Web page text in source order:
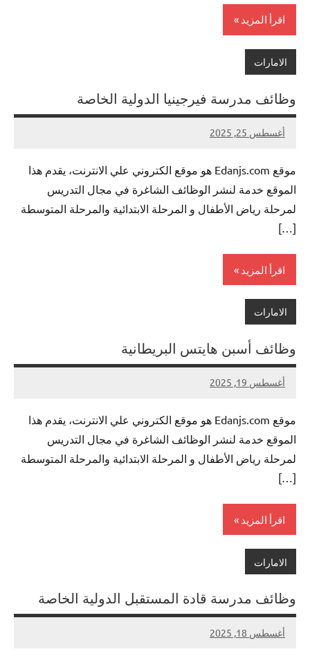
اقرأ المزيد
الامارات
وظائف مدرسة فيرجينيا الدولية الخاصة
أغسطس 25, 2025
nazto
لا
تعليقات
موقع Edanjs.com هو موقع الكتروني علي الانترنت، يقدم هذا
الموقع خدمة لنشر الوظائف الشاغرة في مجال التدريس
لمرحلة رياض الأطفال و المرحلة الابتدائية والمرحلة المتوسطة
[…]
اقرأ المزيد
الامارات
وظائف أسبن هايتس البريطانية
أغسطس 19, 2025
nazto
لا
تعليقات
موقع Edanjs.com هو موقع الكتروني علي الانترنت، يقدم هذا
الموقع خدمة لنشر الوظائف الشاغرة في مجال التدريس
لمرحلة رياض الأطفال و المرحلة الابتدائية والمرحلة المتوسطة
[…]
اقرأ المزيد
الامارات
وظائف مدرسة قادة المستقبل الدولية الخاصة
أغسطس 18, 2025
nazto
لا